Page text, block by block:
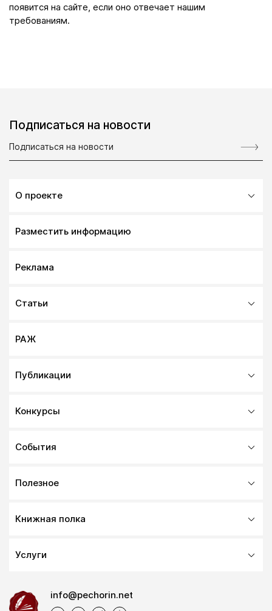
появится на сайте, если оно отвечает нашим
требованиям.
Подписаться на новости
О проекте
Разместить информацию
Реклама
Статьи
РАЖ
Публикации
Конкурсы
События
Полезное
Книжная полка
Услуги
info@pechorin.net